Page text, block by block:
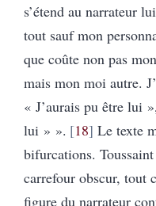
s’étend au narrateur
tout sauf mon
que coûte non pas mon
mais mon moi autre.
« J’aurais pu être lui
lui » ». 18 Le texte
bifurcations.
carrefour obscur, tout
figure du narrateur